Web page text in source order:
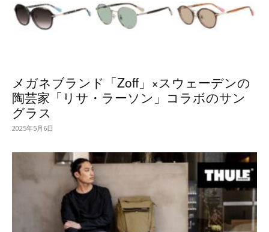
メガネブランド「Zoff」×スウェーデンの
陶芸家「リサ・ラーソン」コラボのサン
グラス
2025年5月6日